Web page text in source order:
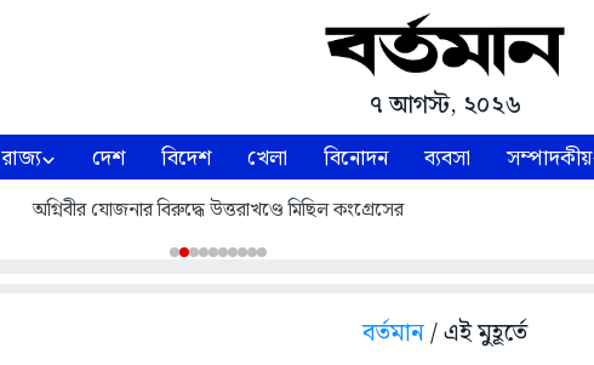
৭ আগস্ট, ২০২৬
রাজ্য দেশ বিদেশ খেলা বিনোদন ব্যবসা সম্পাদকীয়
অগ্নিবীর যোজনার বিরুদ্ধে উত্তরাখণ্ডে মিছিল কংগ্রেসের
বর্তমান/ এই মুহূর্তে